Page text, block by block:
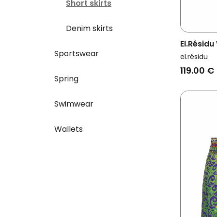
Short skirts
Denim skirts
Sportswear
Spring
Swimwear
Wallets
El.résidu
Amira
el.résidu
119.00 €